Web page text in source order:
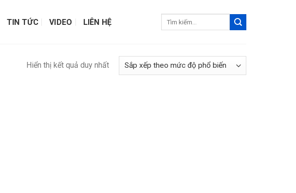
TIN TỨC VIDEO LIÊN HỆ
Hiển thị kết quả duy nhất